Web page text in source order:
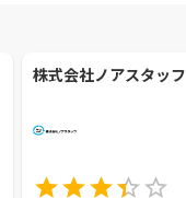
株式会社ノアスタッフ